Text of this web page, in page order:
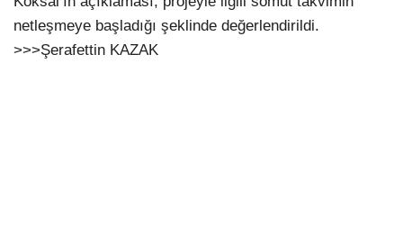
netleşmeye başladığı şeklinde değerlendirildi.
>>>Şerafettin KAZAK